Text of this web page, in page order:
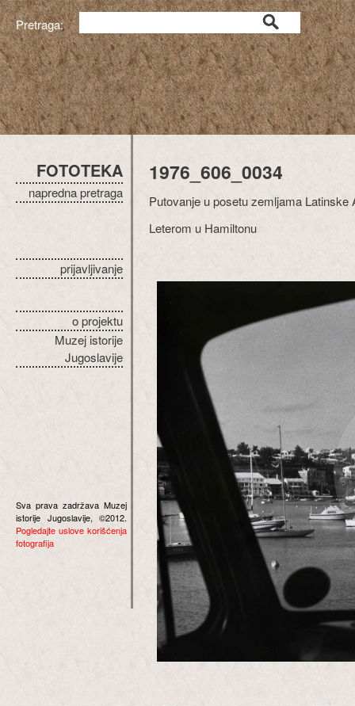
Pretraga:
FOTOTEKA
napredna pretraga
prijavljivanje
o projektu
Muzej istorije
Jugoslavije
Sva prava zadržava Muzej
istorije Jugoslavije, ©2012.
Pogledajte uslove korišćenja
fotografija
1976_606_0034
Putovanje u posetu zemljama
Leterom u Hamiltonu